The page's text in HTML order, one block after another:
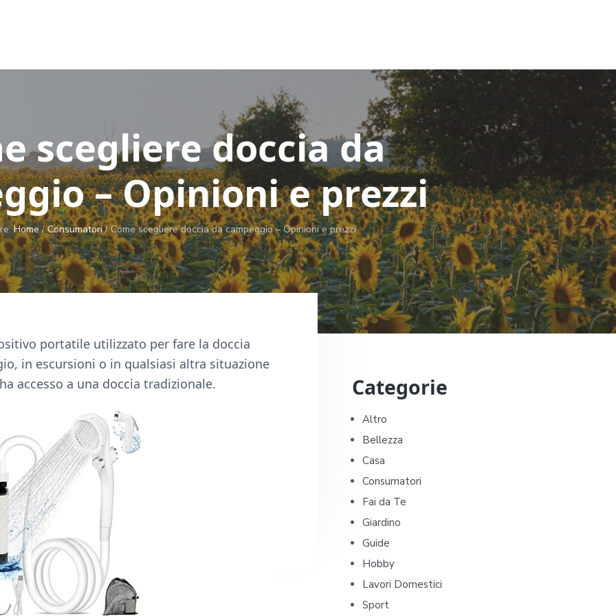
scegliere doccia da
– Opinioni e prezzi
Home / Consumatori /Come scegliere doccia da campeggio – Opinioni e prezzi
portatile utilizzato per fare la doccia
in escursioni o in qualsiasi altra situazione
accesso a una doccia tradizionale.
r
i
m
a
r
y
S
Categorie
Altro
Bellezza
Casa
Consumatori
Fai da Te
Giardino
Guide
Hobby
Lavori Domestici
Sport